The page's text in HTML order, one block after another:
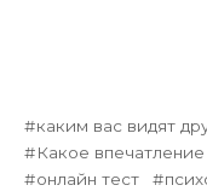
каким вас видят
Какое
онлайн тест